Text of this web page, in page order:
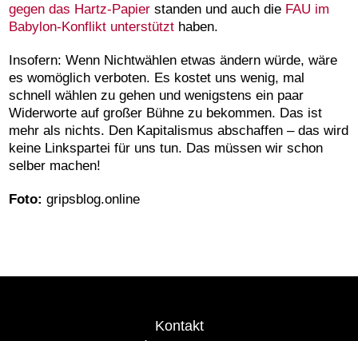
gegen das Hartz-Papier standen und auch die FAU im
Babylon-Konflikt unterstützt haben.
Insofern: Wenn Nichtwählen etwas ändern würde, wäre
es womöglich verboten. Es kostet uns wenig, mal
schnell wählen zu gehen und wenigstens ein paar
Widerworte auf großer Bühne zu bekommen. Das ist
mehr als nichts. Den Kapitalismus abschaffen – das wird
keine Linkspartei für uns tun. Das müssen wir schon
selber machen!
Foto: gripsblog.online
Kontakt